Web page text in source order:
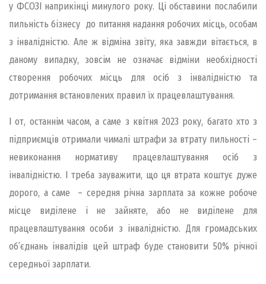
у ФСОЗІ наприкінці минулого року. Ці обставини послабили
пильність бізнесу до питання надання робочих місць, особам
з інвалідністю. Але ж відміна звіту, яка завжди вітається, в
даному випадку, зовсім не означає відміни необхідності
створення робочих місць для осіб з інвалідністю та
дотримання встановлених правил їх працевлаштування.
І от, останнім часом, а саме з квітня 2023 року, багато хто з
підприємців отримали чималі штрафи за втрату пильності –
невиконання нормативу працевлаштування осіб з
інвалідністю. І треба зауважити, що ця втрата коштує дуже
дорого, а саме – середня річна зарплата за кожне робоче
місце виділене і не зайняте, або не виділене для
працевлаштування особи з інвалідністю. Для громадських
об’єднань інвалідів цей штраф буде становити 50% річної
середньої зарплати.